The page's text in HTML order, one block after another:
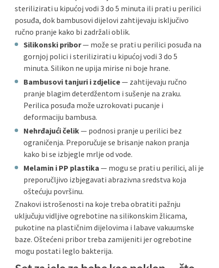
sterilizirati u kipućoj vodi 3 do 5 minuta ili prati u perilici
posuđa, dok bambusovi dijelovi zahtijevaju isključivo
ručno pranje kako bi zadržali oblik.
Silikonski pribor— može se prati u perilici posuđa na
gornjoj polici i sterilizirati u kipućoj vodi 3 do 5
minuta. Silikon ne upija mirise ni boje hrane.
Bambusovi tanjuri i zdjelice— zahtijevaju ručno
pranje blagim deterdžentom i sušenje na zraku.
Perilica posuđa može uzrokovati pucanje i
deformaciju bambusa.
Nehrđajući čelik— podnosi pranje u perilici bez
ograničenja. Preporučuje se brisanje nakon pranja
kako bi se izbjegle mrlje od vode.
Melamin i PP plastika — mogu se prati u perilici, ali je
preporučljivo izbjegavati abrazivna sredstva koja
oštećuju površinu.
Znakovi istrošenosti na koje treba obratiti pažnju
uključuju vidljive ogrebotine na silikonskim žlicama,
pukotine na plastičnim dijelovima i labave vakuumske
baze. Oštećeni pribor treba zamijeniti jer ogrebotine
mogu postati leglo bakterija.